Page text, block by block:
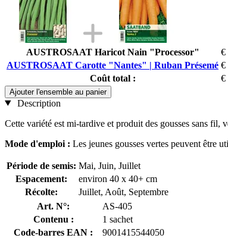
AUSTROSAAT Haricot Nain "Processor"
€
AUSTROSAAT Carotte "Nantes" | Ruban Présemé €
Coût total :
€
Ajouter l'ensemble au panier
Description
Cette variété est mi-tardive et produit des gousses sans fil,
Mode d'emploi : Les jeunes gousses vertes peuvent être
Période de semis: Mai, Juin, Juillet
Espacement:
environ 40 x 40+ cm
Récolte:
Juillet, Août, Septembre
Art. N°:
AS-405
Contenu :
1 sachet
Code-barres EAN :
9001415544050